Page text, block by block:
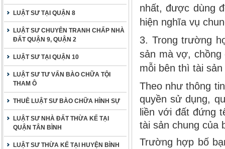
LUẬT SƯ TẠI QUẬN 8
LUẬT SƯ CHUYÊN TRANH CHẤP NHÀ
ĐẤT QUẬN 9, QUẬN 2
LUẬT SƯ TẠI QUẬN 10
LUẬT SƯ TƯ VẤN BÀO CHỮA TỘI
THAM Ô
THUÊ LUẬT SƯ BÀO CHỮA HÌNH SỰ
LUẬT SƯ NHÀ ĐẤT THỪA KẾ TẠI
QUẬN TÂN BÌNH
LUẬT SƯ THỪA KẾ TẠI HUYỆN BÌNH
nhất, được dùng
hiện nghĩa vụ
3. Trong trường
sản mà vợ, chồng
mỗi bên thì tài
Theo như thông
quyền sử dụng,
liền với đất đứng
tài sản chung của
Trường hợp bố